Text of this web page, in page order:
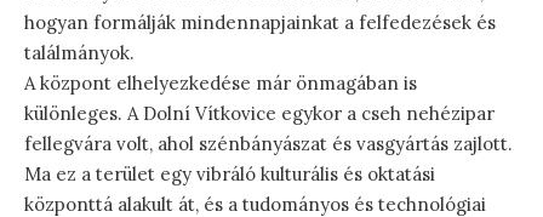
hogyan formálják mindennapjainkat a felfedezések és
találmányok.
A központ elhelyezkedése már önmagában is
különleges. A Dolní Vítkovice egykor a cseh nehézipar
fellegvára volt, ahol szénbányászat és vasgyártás zajlott.
Ma ez a terület egy vibráló kulturális és oktatási
központtá alakult át, és a tudományos és technológiai